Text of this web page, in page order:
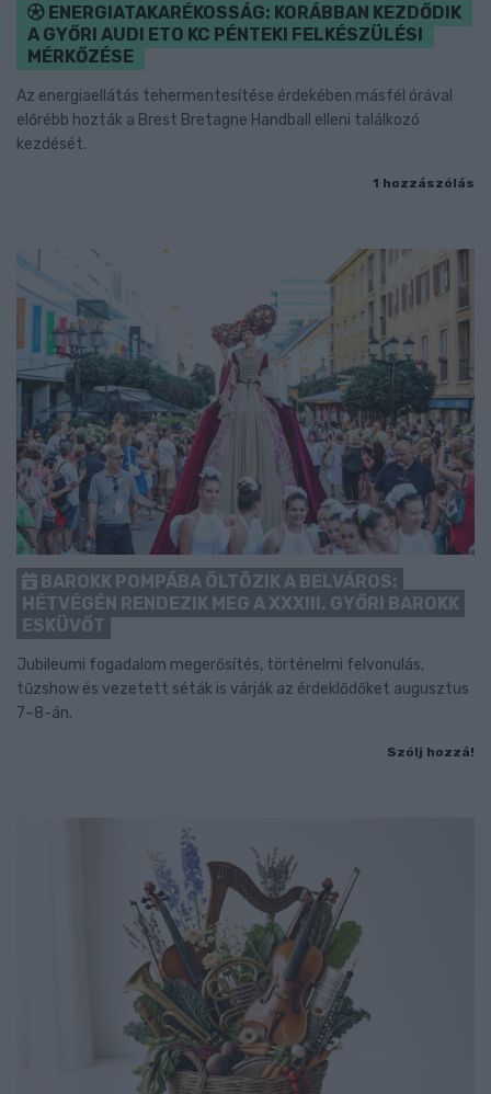
ENERGIATAKARÉKOSSÁG: KORÁBBAN KEZDŐDIK
A GYŐRI AUDI ETO KC PÉNTEKI FELKÉSZÜLÉSI
MÉRKŐZÉSE
Az energiaellátás tehermentesítése érdekében másfél órával
előrébb hozták a Brest Bretagne Handball elleni találkozó
kezdését.
1 hozzászólás
BAROKK POMPÁBA ÖLTÖZIK A BELVÁROS:
HÉTVÉGÉN RENDEZIK MEG A XXXIII. GYŐRI BAROKK
ESKÜVŐT
Jubileumi fogadalom megerősítés, történelmi felvonulás,
tűzshow és vezetett séták is várják az érdeklődőket augusztus
7–8-án.
Szólj hozzá!